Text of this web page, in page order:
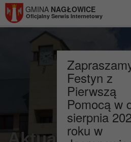
GMINA NAGŁOWICE
Oficjalny Serwis Internetowy
Festyn z
Pierwszą
Pomocą w
sierpnia
roku w